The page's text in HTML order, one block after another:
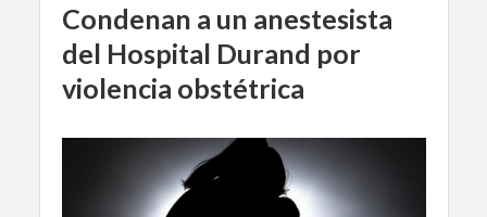
Condenan a un anestesista
del Hospital Durand por
violencia obstétrica